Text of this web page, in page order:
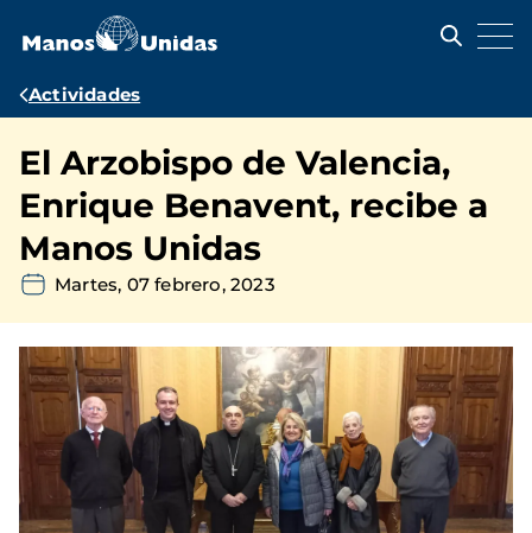
contenido
Ruta
navegación
Actividades
El Arzobispo de Valencia,
Enrique Benavent, recibe a
Manos Unidas
Martes, 07 febrero, 2023